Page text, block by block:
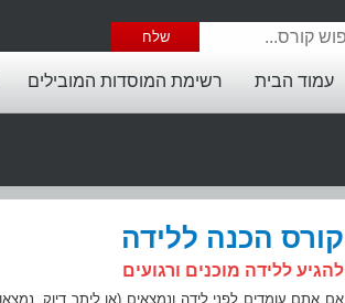
עמוד הבית רשימת המוסדות המובילים
קורס הכנה ללידה
להגיע ללידה מוכנים ורגועים